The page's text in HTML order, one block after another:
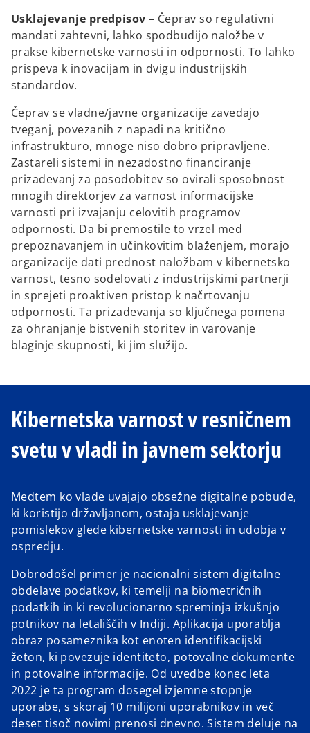
Usklajevanje predpisov– Čeprav so regulativni
mandati zahtevni, lahko spodbudijo naložbe v
prakse kibernetske varnosti in odpornosti. To lahko
prispeva k inovacijam in dvigu industrijskih
standardov.
Čeprav se vladne/javne organizacije zavedajo
tveganj, povezanih z napadi na kritično
infrastrukturo, mnoge niso dobro pripravljene.
Zastareli sistemi in nezadostno financiranje
prizadevanj za posodobitev so ovirali sposobnost
mnogih direktorjev za varnost informacijske
varnosti pri izvajanju celovitih programov
odpornosti. Da bi premostile to vrzel med
prepoznavanjem in učinkovitim blaženjem, morajo
organizacije dati prednost naložbam v kibernetsko
varnost, tesno sodelovati z industrijskimi partnerji
in sprejeti proaktiven pristop k načrtovanju
odpornosti. Ta prizadevanja so ključnega pomena
za ohranjanje bistvenih storitev in varovanje
blaginje skupnosti, ki jim služijo.
Kibernetska varnost v resničnem
svetu v vladi in javnem sektorju
Medtem ko vlade uvajajo obsežne digitalne pobude,
ki koristijo državljanom, ostaja usklajevanje
pomislekov glede kibernetske varnosti in udobja v
ospredju.
Dobrodošel primer je nacionalni sistem digitalne
obdelave podatkov, ki temelji na biometričnih
podatkih in ki revolucionarno spreminja izkušnjo
potnikov na letališčih v Indiji. Aplikacija uporablja
obraz posameznika kot enoten identifikacijski
žeton, ki povezuje identiteto, potovalne dokumente
in potovalne informacije. Od uvedbe konec leta
2022 je ta program dosegel izjemne stopnje
uporabe, s skoraj 10 milijoni uporabnikov in več
deset tisoč novimi prenosi dnevno. Sistem deluje na